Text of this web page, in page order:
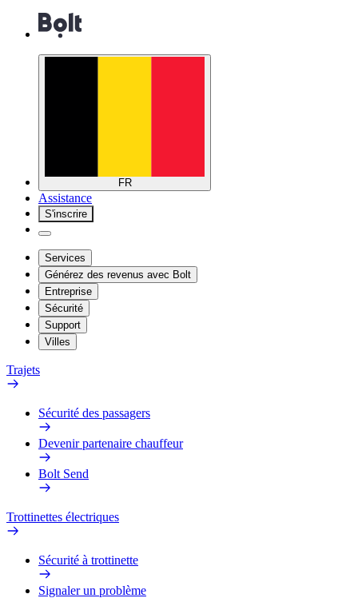
FR
Assistance
S'inscrire
Services
Générez des revenus avec Bolt
Entreprise
Sécurité
Support
Villes
Trajets
Sécurité des passagers
Devenir partenaire chauffeur
Bolt Send
Trottinettes électriques
Sécurité à trottinette
Signaler un problème